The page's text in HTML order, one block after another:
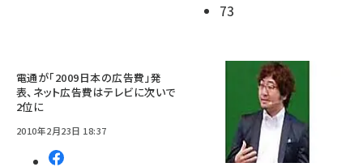
73
電通が「2009日本の広告費」発
表、ネット広告費はテレビに次いで
2位に
2010年2月23日 18:37